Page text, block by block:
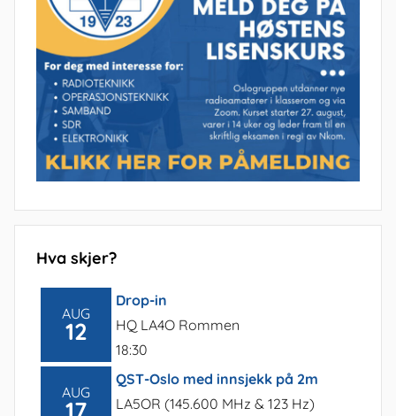
Hva skjer?
AUG
12
Drop-in
HQ LA4O Rommen
18:30
AUG
QST-Oslo med innsjekk på 2m
LA5OR (145.600 MHz & 123 Hz)